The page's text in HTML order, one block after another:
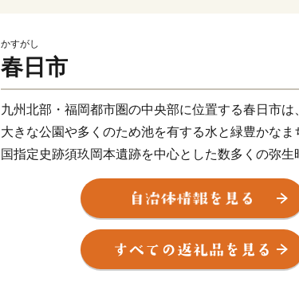
かすがし
春日市
九州北部・福岡都市圏の中央部に位置する春日市は
大きな公園や多くのため池を有する水と緑豊かなま
国指定史跡須玖岡本遺跡を中心とした数多くの弥生
多く出土する歴史に彩られた住宅都市です。
今後も、全国的に高い評価を得ている学校・家庭・
って子どもたちを育てる「コミュニティ・スクール
市民と行政が共に支え合う協働のまちづくりを進め